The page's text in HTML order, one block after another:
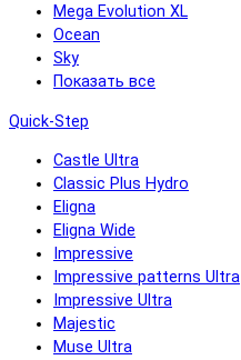
Mega Evolution XL
Ocean
Sky
Показать все
Quick-Step
Castle Ultra
Classic Plus Hydro
Eligna
Eligna Wide
Impressive
Impressive patterns Ultra
Impressive Ultra
Majestic
Muse Ultra